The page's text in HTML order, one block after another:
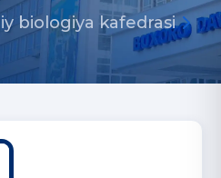
biologiya kafedrasi